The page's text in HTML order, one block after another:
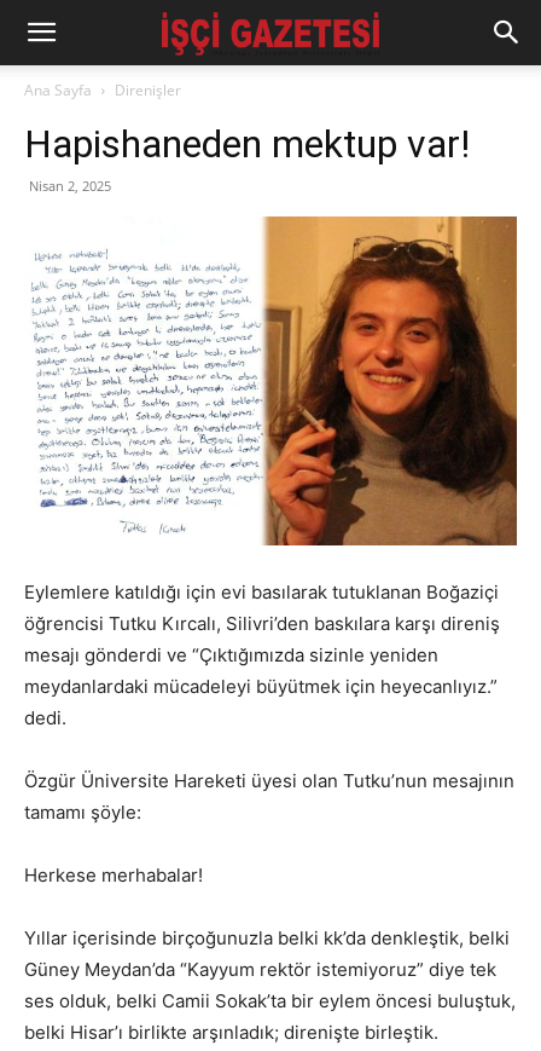
Ana Sayfa Direnişler
Hapishaneden mektup var!
Nisan 2, 2025
Eylemlere katıldığı için evi basılarak tutuklanan Boğaziçi
öğrencisi Tutku Kırcalı, Silivri’den baskılara karşı direniş
mesajı gönderdi ve “Çıktığımızda sizinle yeniden
meydanlardaki mücadeleyi büyütmek için heyecanlıyız.”
dedi.
Özgür Üniversite Hareketi üyesi olan Tutku’nun mesajının
tamamı şöyle:
Herkese merhabalar!
Yıllar içerisinde birçoğunuzla belki kk’da denkleştik, belki
Güney Meydan’da “Kayyum rektör istemiyoruz” diye tek
ses olduk, belki Camii Sokak’ta bir eylem öncesi buluştuk,
belki Hisar’ı birlikte arşınladık; direnişte birleştik.